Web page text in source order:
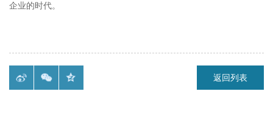
企业的时代。
返回列表